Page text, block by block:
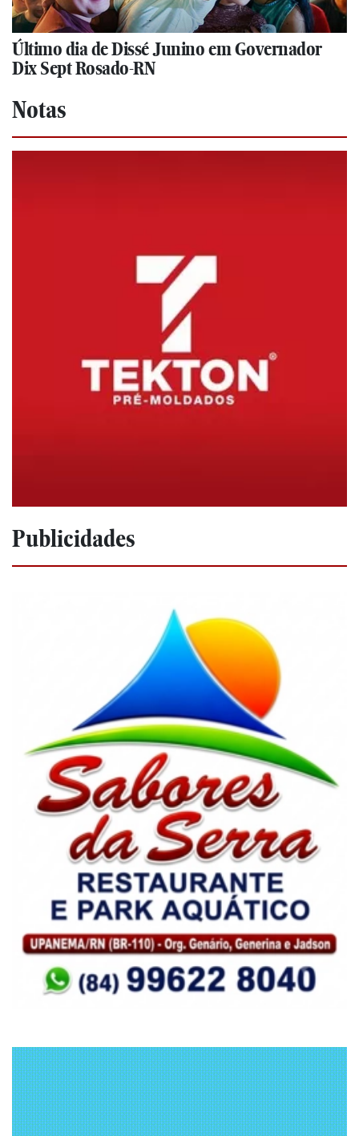
Último dia de Dissé Junino em Governador
Dix Sept Rosado-RN
Notas
Publicidades